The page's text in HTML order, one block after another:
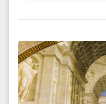
بشكل عام وأرض
الوحدة التعليميّة